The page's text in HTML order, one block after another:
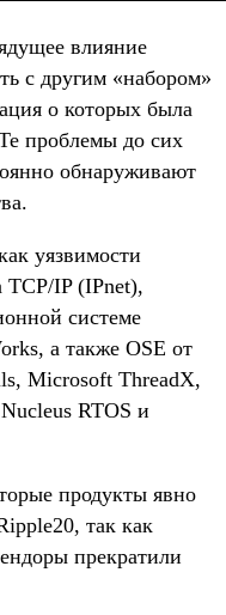
влияние
с другим «набором»
о которых была
проблемы до сих
обнаруживают
уязвимости
TCP/IP (IPnet),
системе
а также OSE от
Microsoft ThreadX,
RTOS и
продукты явно
так как
прекратили